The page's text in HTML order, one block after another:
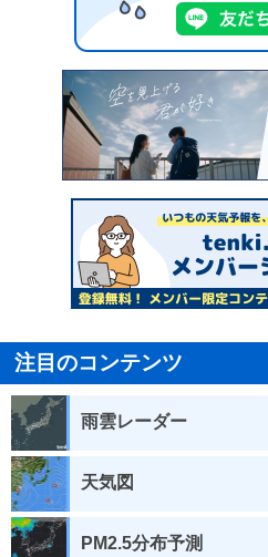
注目のコンテンツ
雨雲レーダー
天気図
PM2.5分布予測